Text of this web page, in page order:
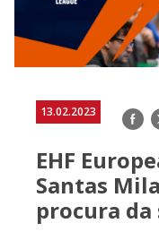
13.02.2023
EHF
Santas
procura